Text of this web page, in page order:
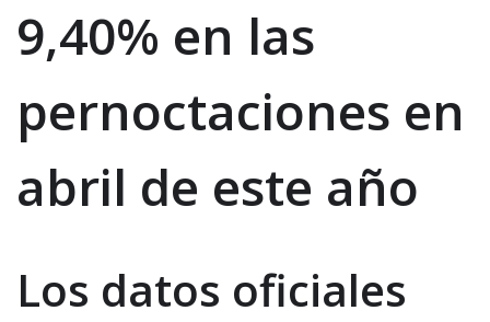
9,40% en las
pernoctaciones en
abril de este año
Los datos oficiales